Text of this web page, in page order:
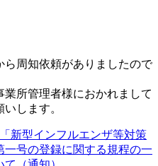
周知依頼がありましたので
所管理者様におかれまして
します。
新型インフルエンザ等対策
号の登録に関する規程の一